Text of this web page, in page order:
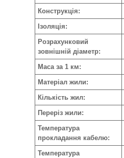
Конструкція:
Ізоляція:
Розрахунковий
зовнішній діаметр:
Маса за 1 км:
Матеріал жили:
Кількість жил:
Переріз жили:
Температура
прокладання кабелю:
Температура